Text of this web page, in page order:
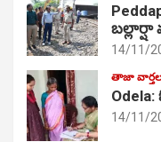
బల్లార్షా
14/11/
తాజా
14/11/